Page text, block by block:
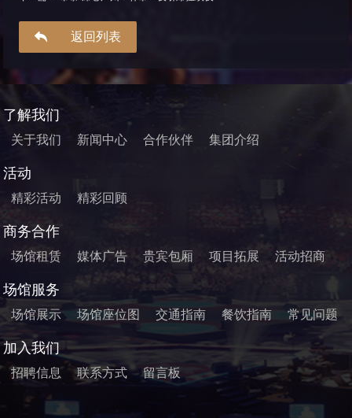
返回列表
了解我们
关于我们 新闻中心 合作伙伴 集团介绍
活动
精彩活动 精彩回顾
商务合作
场馆租赁 媒体广告 贵宾包厢 项目拓展 活动招商
场馆服务
场馆展示 场馆座位图 交通指南 餐饮指南 常见问题
加入我们
招聘信息 联系方式 留言板